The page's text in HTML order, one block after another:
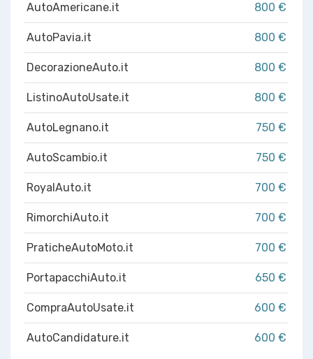
AutoAmericane.it 800 €
AutoPavia.it 800 €
DecorazioneAuto.it 800 €
ListinoAutoUsate.it 800 €
AutoLegnano.it 750 €
AutoScambio.it 750 €
RoyalAuto.it 700 €
RimorchiAuto.it 700 €
PraticheAutoMoto.it 700 €
PortapacchiAuto.it 650 €
CompraAutoUsate.it 600 €
AutoCandidature.it 600 €